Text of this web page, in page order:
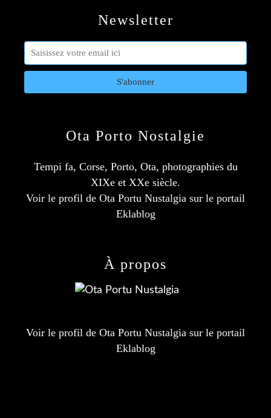
Newsletter
Ota Porto Nostalgie
Tempi fa, Corse, Porto, Ota, photographies du
XIXe et XXe siècle.
Voir le profil de Ota Portu Nustalgia sur le portail
Eklablog
À propos
Voir le profil de Ota Portu Nustalgia sur le portail
Eklablog